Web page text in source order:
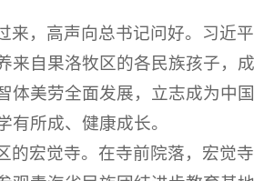
来，高声向总书记问好。习近
来自果洛牧区的各民族孩子，
体美劳全面发展，立志成为中
有所成、健康成长。
的宏觉寺。在寺前院落，宏觉